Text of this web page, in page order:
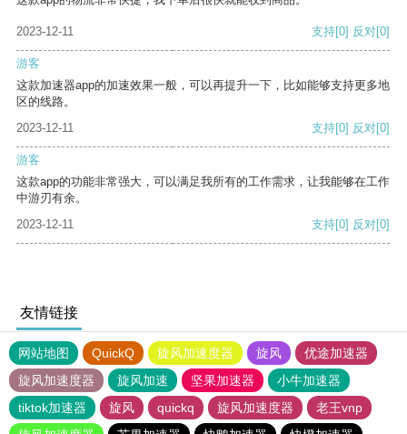
2023-12-11 支持[0] 反对[0]
游客
这款加速器app的加速效果一般，可以再提升一下，比如能够支持更多地
区的线路。
2023-12-11
支持[0] 反对[0]
游客
这款app的功能非常强大，可以满足我所有的工作需求，让我能够在工作
中游刃有余。
2023-12-11
支持[0] 反对[0]
友情链接
网站地图 QuickQ 旋风加速度器 旋风
优途加速器
旋风加速度器
旋风加速 坚果加速器
小牛加速器
tiktok加速器
旋风 quickq 旋风加速度器
老王vnp